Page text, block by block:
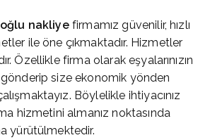
nakliye firmamız güvenilir, hızlı
ile öne çıkmaktadır. Hizmetler
Özellikle firma olarak eşyalarınızın
size ekonomik yönden
Böylelikle ihtiyacınız
hizmetini almanız noktasında
yürütülmektedir.